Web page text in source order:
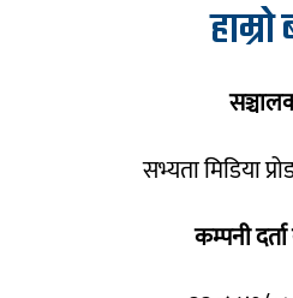
हाम्रो
सभ्यता मिडिया
कम्पनी